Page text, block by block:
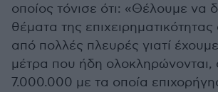
οποίος τόνισε ότι: «Θέλουμε να
θέματα της επιχειρηματικότητας
από πολλές πλευρές γιατί
μέτρα που ήδη ολοκληρώνονται,
7.000.000 με τα οποία